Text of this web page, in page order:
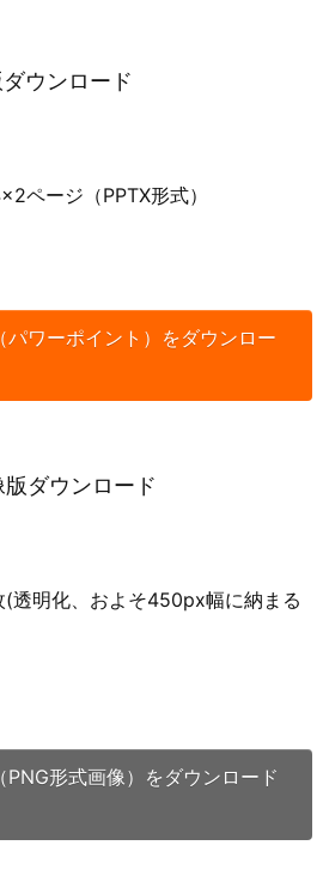
ウンロード
ページ（PPTX形式）
パワーポイント）をダウンロー
ダウンロード
透明化、およそ450px幅に納まる
形式画像）をダウンロード